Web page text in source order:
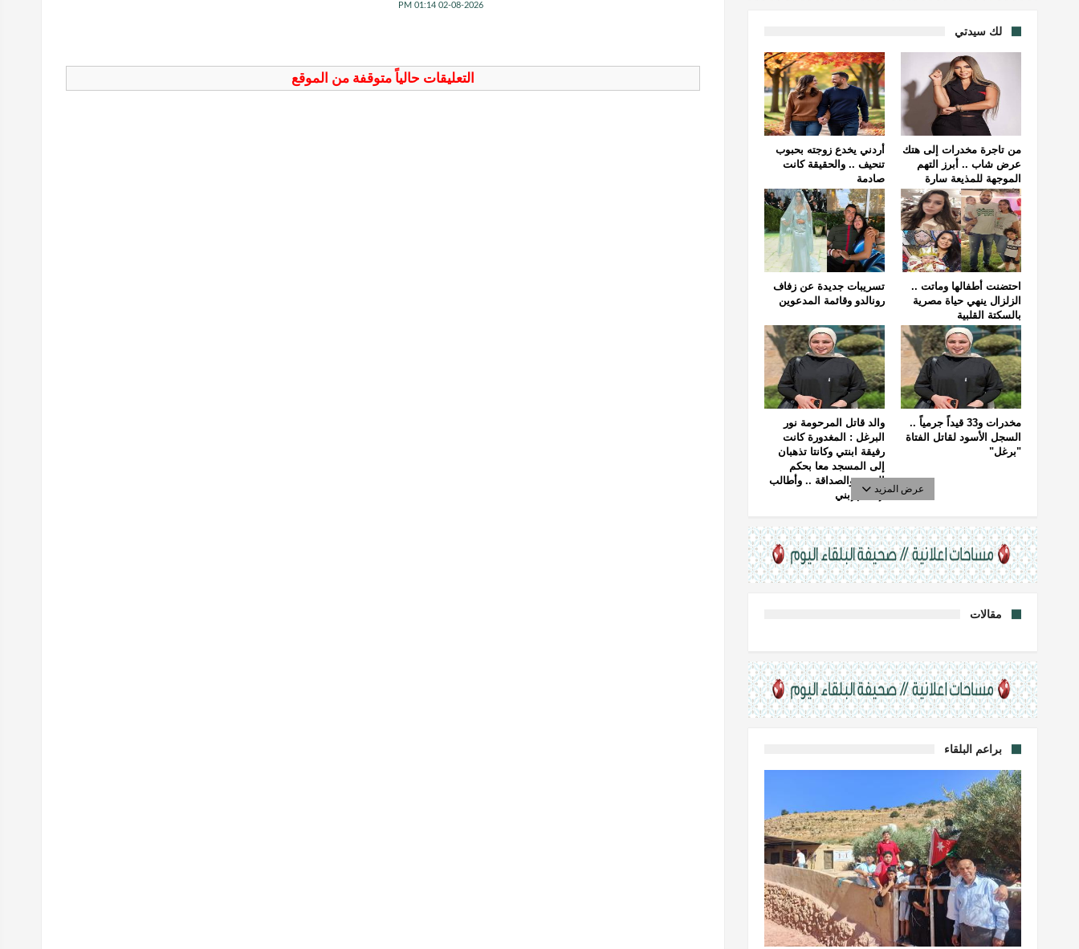
02-08-2026 01:14 PM
التعليقات حالياً متوقفة من الموقع
لك سيدتي
أردني يخدع زوجته بحبوب
تنحيف .. والحقيقة كانت
صادمة
من تاجرة مخدرات إلى هتك
عرض شاب .. أبرز التهم
الموجهة للمذيعة سارة
خليفة
تسريبات جديدة عن زفاف
رونالدو وقائمة المدعوين
احتضنت أطفالها وماتت ..
الزلزال ينهي حياة مصرية
بالسكتة القلبية
والد قاتل المرحومة نور
البرغل : المغدورة كانت
رفيقة ابنتي وكانتا تذهبان
إلى المسجد معا بحكم
الجيرة والصداقة .. وأطالب
بإعدام إبني
مخدرات و33 قيداً جرمياً ..
السجل الأسود لقاتل الفتاة
"برغل"
عرض المزيد
مقالات
براعم البلقاء